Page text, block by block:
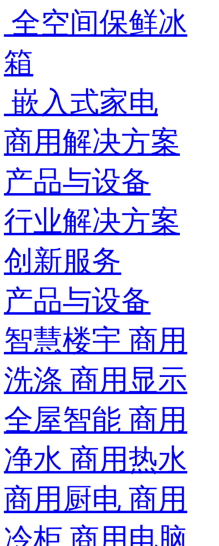
全空间保鲜冰
箱
嵌入式家电
商用解决方案
产品与设备
行业解决方案
创新服务
产品与设备
智慧楼宇 商用
洗涤 商用显示
全屋智能 商用
净水 商用热水
商用厨电 商用
冷柜 商用电脑